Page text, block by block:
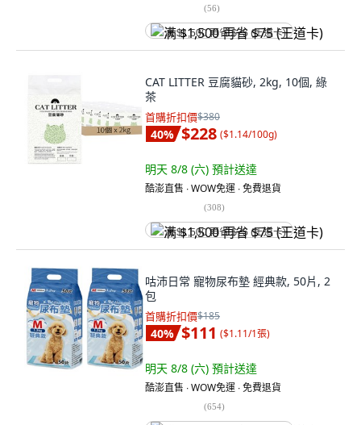
(56)
满 $1,500 再省 $75 (王道卡)
CAT LITTER 豆腐貓砂, 2kg, 10個, 綠
茶
首購折扣價$380
40% $228 ($1.14/100g)
明天 8/8 (六) 預計送達
酷澎直售 ∙ WOW免運 ∙ 免費退貨
(308)
满 $1,500 再省 $75 (王道卡)
咕沛日常 寵物尿布墊 經典款, 50片, 2
包
首購折扣價$185
40% $111 ($1.11/1張)
明天 8/8 (六) 預計送達
酷澎直售 ∙ WOW免運 ∙ 免費退貨
(654)